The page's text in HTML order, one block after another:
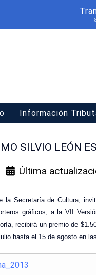
Información
SILVIO LEÓN
Última
la Secretaría de Cultura,
gráficos, a la VII
recibirá un premio de
hasta el 15 de agosto en